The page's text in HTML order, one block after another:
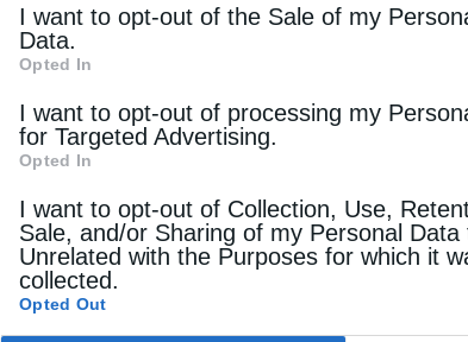
I want to opt-out of the Sale of my
Data.
Opted In
I want to opt-out of processing my
for Targeted Advertising.
Opted In
I want to opt-out of Collection, Use,
Sale, and/or Sharing of my Personal Data
Unrelated with the Purposes for which it
collected.
Opted Out